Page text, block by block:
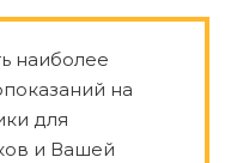
наиболее
на
для
и Вашей